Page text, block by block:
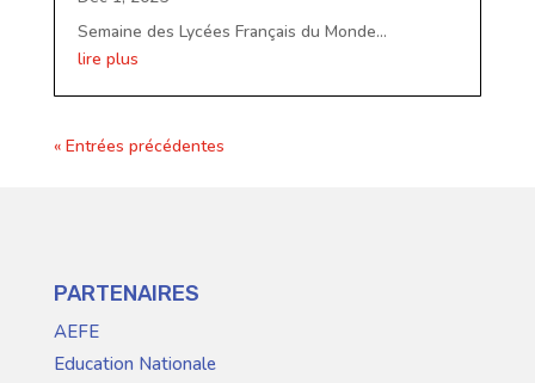
Semaine des Lycées Français du Monde...
lire plus
« Entrées précédentes
PARTENAIRES
AEFE
Education Nationale